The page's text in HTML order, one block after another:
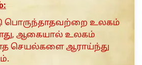
பொருந்தாதவற்றை உலகம்
ஆகையால் உலகம்
செயல்களை ஆராய்ந்து